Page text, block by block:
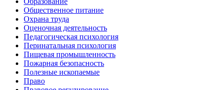
Общественное питание
Охрана труда
Оценочная деятельность
Педагогическая психология
Перинатальная психология
Пищевая промышленность
Пожарная безопасность
Полезные ископаемые
Право